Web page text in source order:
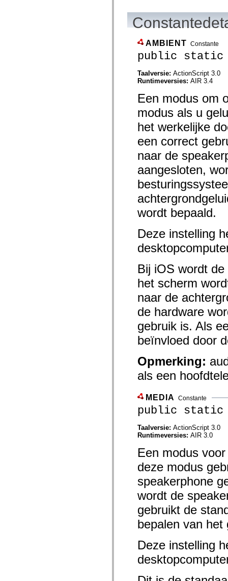
mx.automation.delegates.advancedDataGrid
mx.automation.delegates.controls.dataGridClasses
mx.automation.delegates.controls.fileSystemClasses
AMBIENT Constante
public static
Taalversie: ActionScript 3.0
Runtimeversies: AIR 3.4
Een modus om
modus als u
het werkelijke
een correct
naar de
aangesloten,
wordt bepaald.
Deze instelling
Bij iOS wordt
het scherm
naar de
de hardware
gebruik is. Als
beïnvloed door
Opmerking:
als een
MEDIA Constante
public static
Taalversie: ActionScript 3.0
Runtimeversies: AIR 3.0
Een modus
deze modus
speakerphone
wordt de
gebruikt de
bepalen van het
Deze instelling